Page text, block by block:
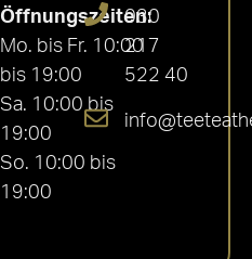
Öffnungszeiten:
Mo. bis Fr. 10:00
bis 19:00
Sa. 10:00 bis
19:00
So. 10:00 bis
19:00
030
217
522 40